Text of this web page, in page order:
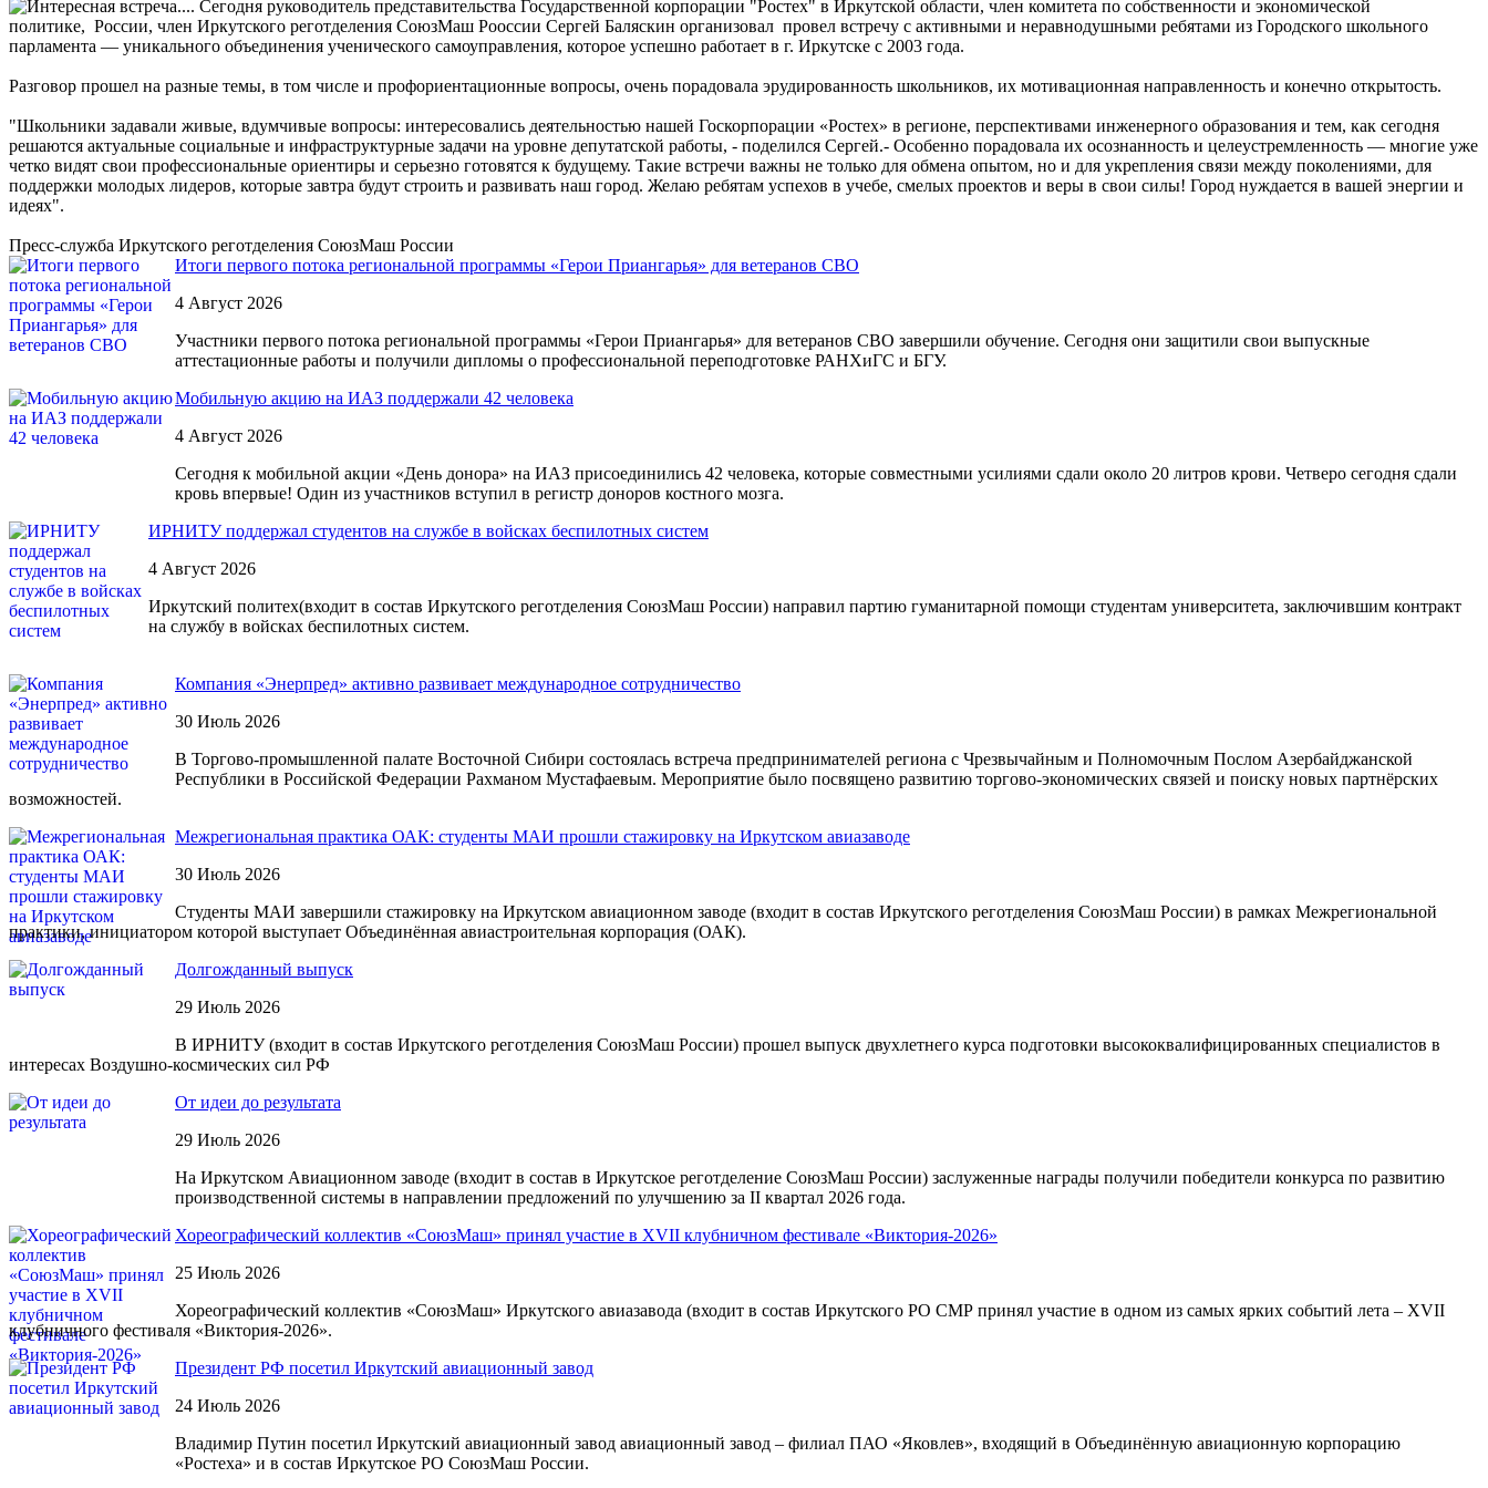
Сегодня руководитель представительства Государственной корпорации "Ростех" в Иркутской области, член комитета по собственности и экономической
политике, России, член Иркутского реготделения СоюзМаш Рооссии Сергей Баляскин организовал провел встречу с активными и неравнодушными ребятами из Городского школьного
парламента — уникального объединения ученического самоуправления, которое успешно работает в г. Иркутске с 2003 года.
Разговор прошел на разные темы, в том числе и профориентационные вопросы, очень порадовала эрудированность школьников, их мотивационная направленность и конечно открытость.
"Школьники задавали живые, вдумчивые вопросы: интересовались деятельностью нашей Госкорпорации «Ростех» в регионе, перспективами инженерного образования и тем, как сегодня
решаются актуальные социальные и инфраструктурные задачи на уровне депутатской работы, - поделился Сергей.- Особенно порадовала их осознанность и целеустремленность — многие уже
четко видят свои профессиональные ориентиры и серьезно готовятся к будущему. Такие встречи важны не только для обмена опытом, но и для укрепления связи между поколениями, для
поддержки молодых лидеров, которые завтра будут строить и развивать наш город. Желаю ребятам успехов в учебе, смелых проектов и веры в свои силы! Город нуждается в вашей энергии и
идеях".
Пресс-служба Иркутского реготделения СоюзМаш России
Итоги первого потока региональной программы «Герои Приангарья» для ветеранов СВО
4 Август 2026
Участники первого потока региональной программы «Герои Приангарья» для ветеранов СВО завершили обучение. Сегодня они защитили свои выпускные
аттестационные работы и получили дипломы о профессиональной переподготовке РАНХиГС и БГУ.
Мобильную акцию на ИАЗ поддержали 42 человека
4 Август 2026
Сегодня к мобильной акции «День донора» на ИАЗ присоединились 42 человека, которые совместными усилиями сдали около 20 литров крови. Четверо сегодня сдали
кровь впервые! Один из участников вступил в регистр доноров костного мозга.
ИРНИТУ поддержал студентов на службе в войсках беспилотных систем
4 Август 2026
Иркутский политех(входит в состав Иркутского реготделения СоюзМаш России) направил партию гуманитарной помощи студентам университета, заключившим контракт
на службу в войсках беспилотных систем.
Компания «Энерпред» активно развивает международное сотрудничество
30 Июль 2026
В Торгово-промышленной палате Восточной Сибири состоялась встреча предпринимателей региона с Чрезвычайным и Полномочным Послом Азербайджанской
Республики в Российской Федерации Рахманом Мустафаевым. Мероприятие было посвящено развитию торгово-экономических связей и поиску новых партнёрских
возможностей.
Межрегиональная практика ОАК: студенты МАИ прошли стажировку на Иркутском авиазаводе
30 Июль 2026
Студенты МАИ завершили стажировку на Иркутском авиационном заводе (входит в состав Иркутского реготделения СоюзМаш России) в рамках Межрегиональной
практики, инициатором которой выступает Объединённая авиастроительная корпорация (ОАК).
Долгожданный выпуск
29 Июль 2026
В ИРНИТУ (входит в состав Иркутского реготделения СоюзМаш России) прошел выпуск двухлетнего курса подготовки высококвалифицированных специалистов в
интересах Воздушно-космических сил РФ
От идеи до результата
29 Июль 2026
На Иркутском Авиационном заводе (входит в состав в Иркутское реготделение СоюзМаш России) заслуженные награды получили победители конкурса по развитию
производственной системы в направлении предложений по улучшению за II квартал 2026 года.
Хореографический коллектив «СоюзМаш» принял участие в XVII клубничном фестивале «Виктория-2026»
25 Июль 2026
Хореографический коллектив «СоюзМаш» Иркутского авиазавода (входит в состав Иркутского РО СМР принял участие в одном из самых ярких событий лета – XVII
клубничного фестиваля «Виктория-2026».
Президент РФ посетил Иркутский авиационный завод
24 Июль 2026
Владимир Путин посетил Иркутский авиационный завод авиационный завод – филиал ПАО «Яковлев», входящий в Объединённую авиационную корпорацию
«Ростеха» и в состав Иркутское РО СоюзМаш России.